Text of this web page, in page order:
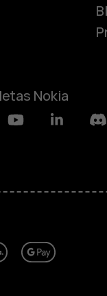
Nokia
YoutubeLinkedin